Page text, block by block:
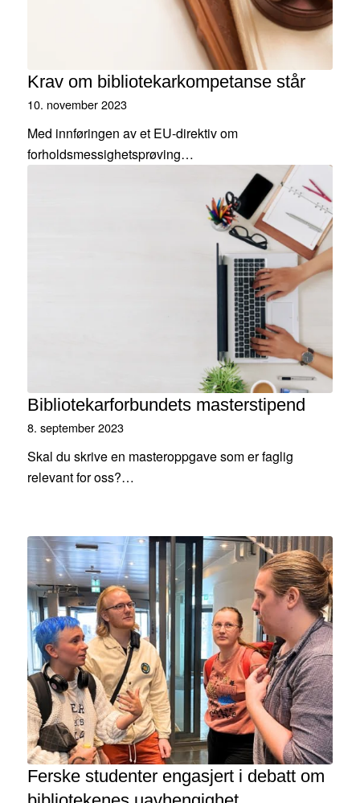
Krav om bibliotekarkompetanse står
10. november 2023
Med innføringen av et EU-direktiv om
forholdsmessighetsprøving…
Bibliotekarforbundets masterstipend
8. september 2023
Skal du skrive en masteroppgave som er faglig
relevant for oss?…
Ferske studenter engasjert i debatt om